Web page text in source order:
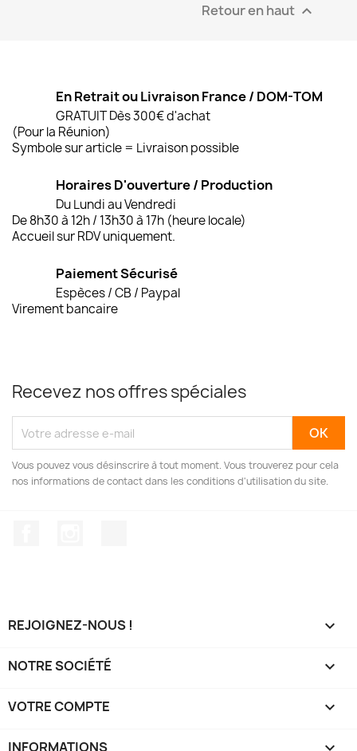
Retour en haut 
En Retrait ou Livraison France / DOM-TOM
GRATUIT Dès 300€ d'achat
(Pour la Réunion)
Symbole sur article = Livraison possible
Horaires D'ouverture / Production
Du Lundi au Vendredi
De 8h30 à 12h / 13h30 à 17h (heure locale)
Accueil sur RDV uniquement.
Paiement Sécurisé
Espèces / CB / Paypal
Virement bancaire
Recevez nos offres spéciales
Vous pouvez vous désinscrire à tout moment. Vous trouverez pour cela
nos informations de contact dans les conditions d'utilisation du site.
REJOIGNEZ-NOUS ! 
NOTRE SOCIÉTÉ 
VOTRE COMPTE 
INFORMATIONS